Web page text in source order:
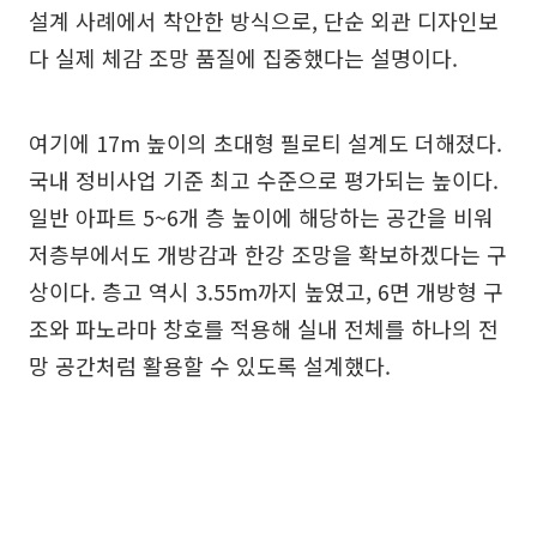
설계 사례에서 착안한 방식으로, 단순 외관 디자인보
다 실제 체감 조망 품질에 집중했다는 설명이다.
여기에 17m 높이의 초대형 필로티 설계도 더해졌다.
국내 정비사업 기준 최고 수준으로 평가되는 높이다.
일반 아파트 5~6개 층 높이에 해당하는 공간을 비워
저층부에서도 개방감과 한강 조망을 확보하겠다는 구
상이다. 층고 역시 3.55m까지 높였고, 6면 개방형 구
조와 파노라마 창호를 적용해 실내 전체를 하나의 전
망 공간처럼 활용할 수 있도록 설계했다.